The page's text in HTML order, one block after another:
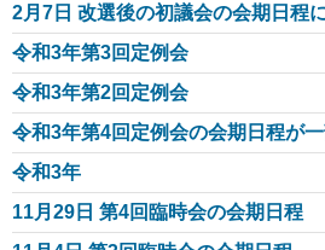
2月7日 改選後の初議会の会期日程
令和3年第3回定例会
令和3年第2回定例会
令和3年第4回定例会の会期日程が
令和3年
11月29日 第4回臨時会の会期日程